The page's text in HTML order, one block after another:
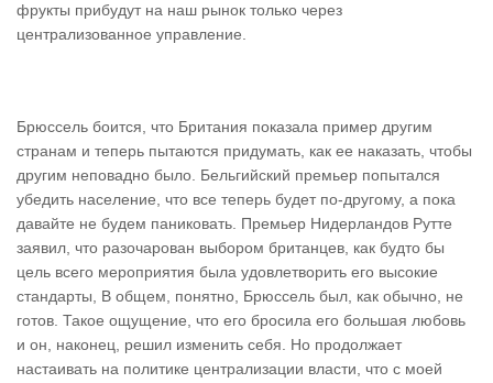
фрукты прибудут на наш рынок только через
централизованное управление.
Брюссель боится, что Британия показала пример другим
странам и теперь пытаются придумать, как ее наказать, чтобы
другим неповадно было. Бельгийский премьер попытался
убедить население, что все теперь будет по-другому, а пока
давайте не будем паниковать. Премьер Нидерландов Рутте
заявил, что разочарован выбором британцев, как будто бы
цель всего мероприятия была удовлетворить его высокие
стандарты, В общем, понятно, Брюссель был, как обычно, не
готов. Такое ощущение, что его бросила его большая любовь
и он, наконец, решил изменить себя. Но продолжает
настаивать на политике централизации власти, что с моей